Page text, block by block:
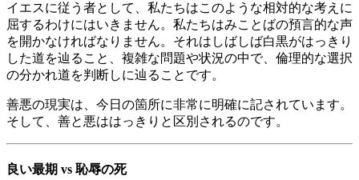
イエスに従う者として、私たちはこのような相対的な考えに
屈するわけにはいきません。私たちはみことばの預言的な声
を開かなければなりません。それはしばしば白黒がはっきり
した道を辿ること、複雑な問題や状況の中で、倫理的な選択
の分かれ道を判断しに辿ることです。
善悪の現実は、今日の箇所に非常に明確に記されています。
そして、善と悪ははっきりと区別されるのです。
良い最期 vs 恥辱の死